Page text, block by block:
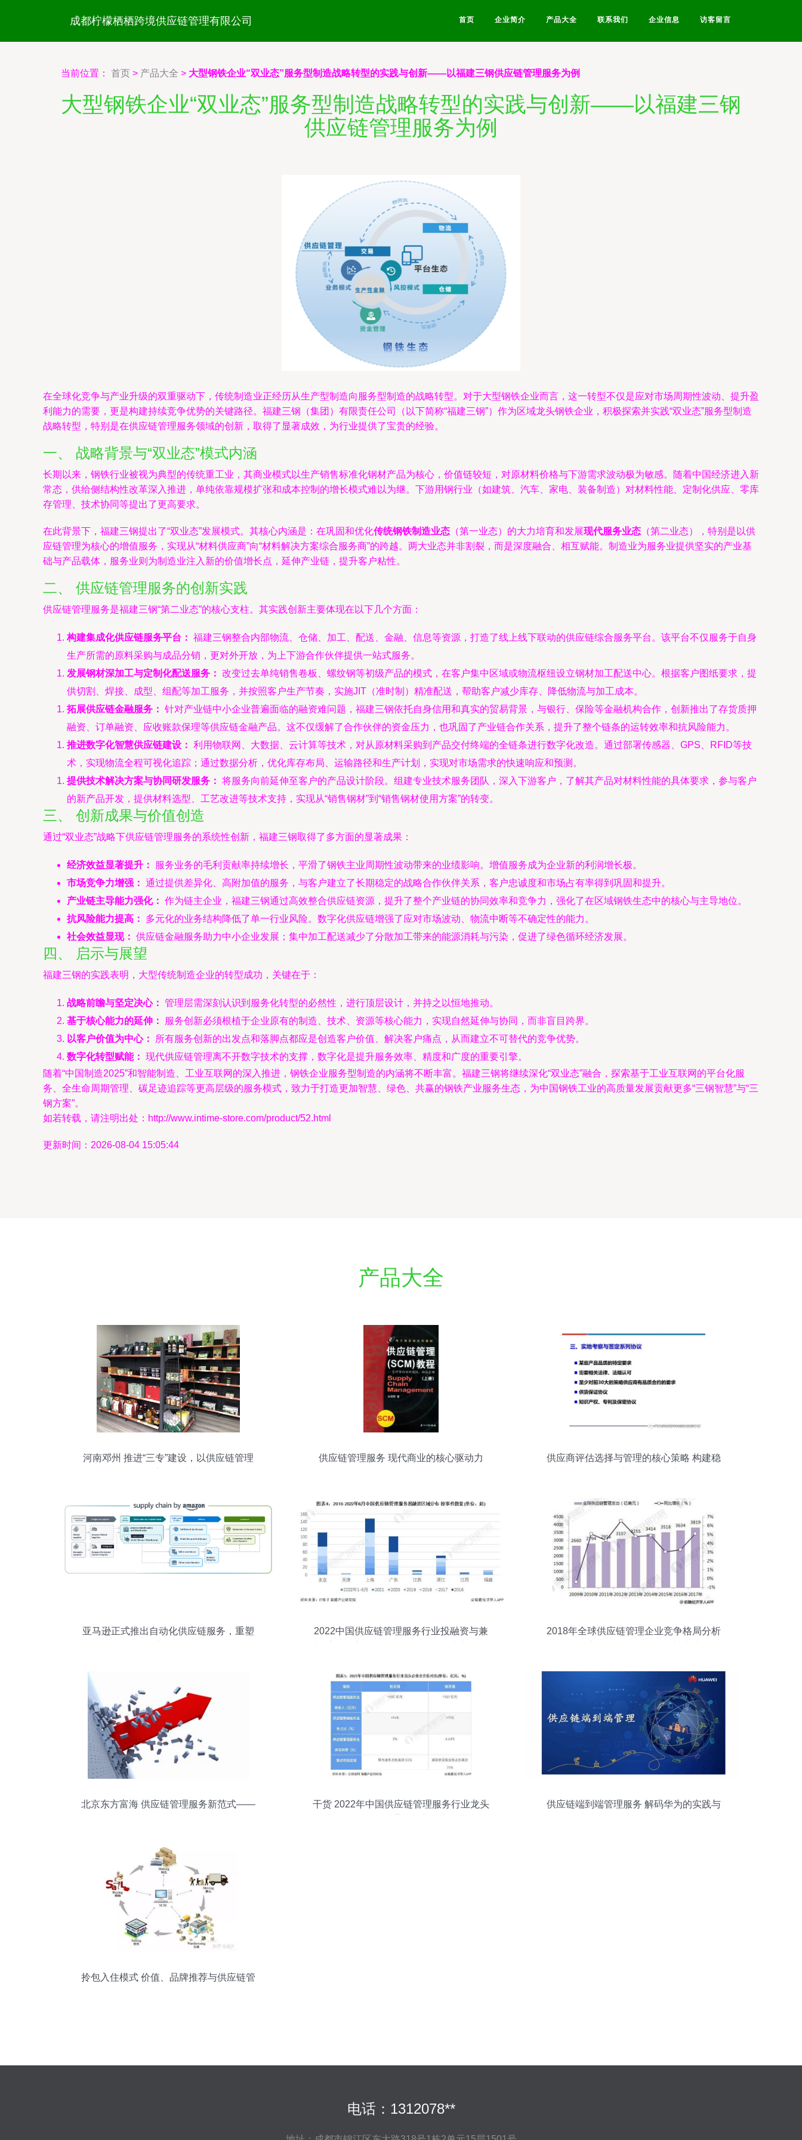
成都柠檬栖栖跨境供应链管理有限公司 首页 企业简介 产品大全 联系我们 企业信息 访客留言
当前位置： 首页 > 产品大全 > 大型钢铁企业“双业态”服务型制造战略转型的实践与创新——以福建三钢供应链管理服务为例
大型钢铁企业“双业态”服务型制造战略转型的实践与创新——以福建三钢
供应链管理服务为例
在全球化竞争与产业升级的双重驱动下，传统制造业正经历从生产型制造向服务型制造的战略转型。对于大型钢铁企业而言，这一转型不仅是应对市场周期性波动、提升盈
利能力的需要，更是构建持续竞争优势的关键路径。福建三钢（集团）有限责任公司（以下简称“福建三钢”）作为区域龙头钢铁企业，积极探索并实践“双业态”服务型制造
战略转型，特别是在供应链管理服务领域的创新，取得了显著成效，为行业提供了宝贵的经验。
一、 战略背景与“双业态”模式内涵
长期以来，钢铁行业被视为典型的传统重工业，其商业模式以生产销售标准化钢材产品为核心，价值链较短，对原材料价格与下游需求波动极为敏感。随着中国经济进入新
常态，供给侧结构性改革深入推进，单纯依靠规模扩张和成本控制的增长模式难以为继。下游用钢行业（如建筑、汽车、家电、装备制造）对材料性能、定制化供应、零库
存管理、技术协同等提出了更高要求。
在此背景下，福建三钢提出了“双业态”发展模式。其核心内涵是：在巩固和优化传统钢铁制造业态 （第一业态）的大力培育和发展现代服务业态 （第二业态），特别是以供
应链管理为核心的增值服务，实现从“材料供应商”向“材料解决方案综合服务商”的跨越。两大业态并非割裂，而是深度融合、相互赋能。制造业为服务业提供坚实的产业基
础与产品载体，服务业则为制造业注入新的价值增长点，延伸产业链，提升客户粘性。
二、 供应链管理服务的创新实践
供应链管理服务是福建三钢“第二业态”的核心支柱。其实践创新主要体现在以下几个方面：
构建集成化供应链服务平台： 福建三钢整合内部物流、仓储、加工、配送、金融、信息等资源，打造了线上线下联动的供应链综合服务平台。该平台不仅服务于自身
生产所需的原料采购与成品分销，更对外开放，为上下游合作伙伴提供一站式服务。
发展钢材深加工与定制化配送服务： 改变过去单纯销售卷板、螺纹钢等初级产品的模式，在客户集中区域或物流枢纽设立钢材加工配送中心。根据客户图纸要求，提
供切割、焊接、成型、组配等加工服务，并按照客户生产节奏，实施JIT（准时制）精准配送，帮助客户减少库存、降低物流与加工成本。
拓展供应链金融服务： 针对产业链中小企业普遍面临的融资难问题，福建三钢依托自身信用和真实的贸易背景，与银行、保险等金融机构合作，创新推出了存货质押
融资、订单融资、应收账款保理等供应链金融产品。这不仅缓解了合作伙伴的资金压力，也巩固了产业链合作关系，提升了整个链条的运转效率和抗风险能力。
推进数字化智慧供应链建设： 利用物联网、大数据、云计算等技术，对从原材料采购到产品交付终端的全链条进行数字化改造。通过部署传感器、GPS、RFID等技
术，实现物流全程可视化追踪；通过数据分析，优化库存布局、运输路径和生产计划，实现对市场需求的快速响应和预测。
提供技术解决方案与协同研发服务： 将服务向前延伸至客户的产品设计阶段。组建专业技术服务团队，深入下游客户，了解其产品对材料性能的具体要求，参与客户
的新产品开发，提供材料选型、工艺改进等技术支持，实现从“销售钢材”到“销售钢材使用方案”的转变。
三、 创新成果与价值创造
通过“双业态”战略下供应链管理服务的系统性创新，福建三钢取得了多方面的显著成果：
经济效益显著提升：
服务业务的毛利贡献率持续增长，平滑了钢铁主业周期性波动带来的业绩影响。增值服务成为企业新的利润增长极。
市场竞争力增强： 通过提供差异化、高附加值的服务，与客户建立了长期稳定的战略合作伙伴关系，客户忠诚度和市场占有率得到巩固和提升。
产业链主导能力强化： 作为链主企业，福建三钢通过高效整合供应链资源，提升了整个产业链的协同效率和竞争力，强化了在区域钢铁生态中的核心与主导地位。
抗风险能力提高：
多元化的业务结构降低了单一行业风险。数字化供应链增强了应对市场波动、物流中断等不确定性的能力。
社会效益显现： 供应链金融服务助力中小企业发展；集中加工配送减少了分散加工带来的能源消耗与污染，促进了绿色循环经济发展。
四、 启示与展望
福建三钢的实践表明，大型传统制造企业的转型成功，关键在于：
战略前瞻与坚定决心： 管理层需深刻认识到服务化转型的必然性，进行顶层设计，并持之以恒地推动。
基于核心能力的延伸：
服务创新必须根植于企业原有的制造、技术、资源等核心能力，实现自然延伸与协同，而非盲目跨界。
以客户价值为中心：
所有服务创新的出发点和落脚点都应是创造客户价值、解决客户痛点，从而建立不可替代的竞争优势。
数字化转型赋能： 现代供应链管理离不开数字技术的支撑，数字化是提升服务效率、精度和广度的重要引擎。
随着“中国制造2025”和智能制造、工业互联网的深入推进，钢铁企业服务型制造的内涵将不断丰富。福建三钢将继续深化“双业态”融合，探索基于工业互联网的平台化服
务、全生命周期管理、碳足迹追踪等更高层级的服务模式，致力于打造更加智慧、绿色、共赢的钢铁产业服务生态，为中国钢铁工业的高质量发展贡献更多“三钢智慧”与“三
钢方案”。
如若转载，请注明出处：http://www.intime-store.com/product/52.html
更新时间：2026-08-04 15:05:44
产品大全
河南邓州 推进“三专”建设，以供应链管理
供应链管理服务 现代商业的核心驱动力
供应商评估选择与管理的核心策略 构建稳
亚马逊正式推出自动化供应链服务，重塑
2022中国供应链管理服务行业投融资与兼
2018年全球供应链管理企业竞争格局分析
北京东方富海 供应链管理服务新范式——
干货 2022年中国供应链管理服务行业龙头
供应链端到端管理服务 解码华为的实践与
拎包入住模式 价值、品牌推荐与供应链管
电话：1312078**